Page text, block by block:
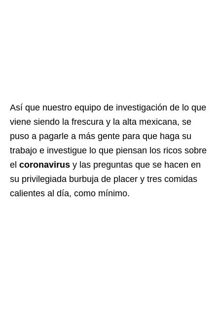
Así que nuestro equipo de investigación de lo que
viene siendo la frescura y la alta mexicana, se
puso a pagarle a más gente para que haga su
trabajo e investigue lo que piensan los ricos sobre
el coronavirus y las preguntas que se hacen en
su privilegiada burbuja de placer y tres comidas
calientes al día, como mínimo.